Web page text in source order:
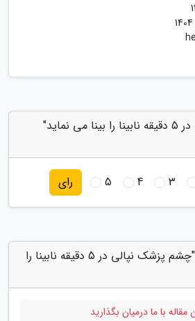
به "چشم پزشک نپالی در 5 دقیقه نابینا را بینا می نماید"
3
4
5 رای
دیدگاه های مرتبط با "چشم پزشک نپالی در 5 دقیقه نابینا را
با ما درمیان بگذارید